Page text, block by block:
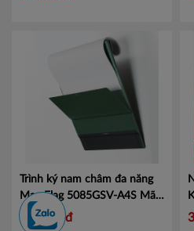
Trình ký nam châm đa năng
Mag Flag 5085GSV-A4S Mã
KJ5085
176,000đ